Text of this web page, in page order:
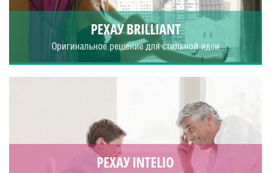
РЕХАУ BRILLIANT
Оригинальное решение для стильной идеи
РЕХАУ INTELIO